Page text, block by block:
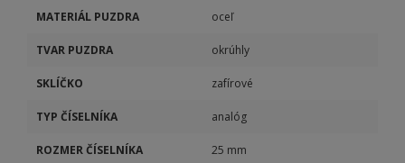
MATERIÁL PUZDRA oceľ
TVAR PUZDRA okrúhly
SKLÍČKO zafírové
TYP ČÍSELNÍKA analóg
ROZMER ČÍSELNÍKA 25 mm